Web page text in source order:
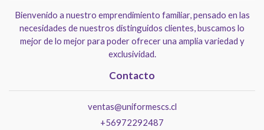
Bienvenido a nuestro emprendimiento familiar, pensado en las
necesidades de nuestros distinguidos clientes, buscamos lo
mejor de lo mejor para poder ofrecer una amplia variedad y
exclusividad.
Contacto
ventas@uniformescs.cl
+56972292487